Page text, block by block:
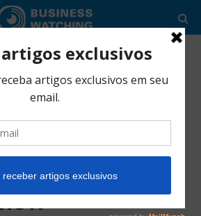
• SERVIÇO• TIC'S
leva
de
Virtual
ao